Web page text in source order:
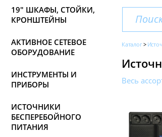
19" ШКАФЫ, СТОЙКИ,
КРОНШТЕЙНЫ
АКТИВНОЕ СЕТЕВОЕ
ОБОРУДОВАНИЕ
ИНСТРУМЕНТЫ И
ПРИБОРЫ
ИСТОЧНИКИ
БЕСПЕРЕБОЙНОГО
ПИТАНИЯ
Каталог
Весь